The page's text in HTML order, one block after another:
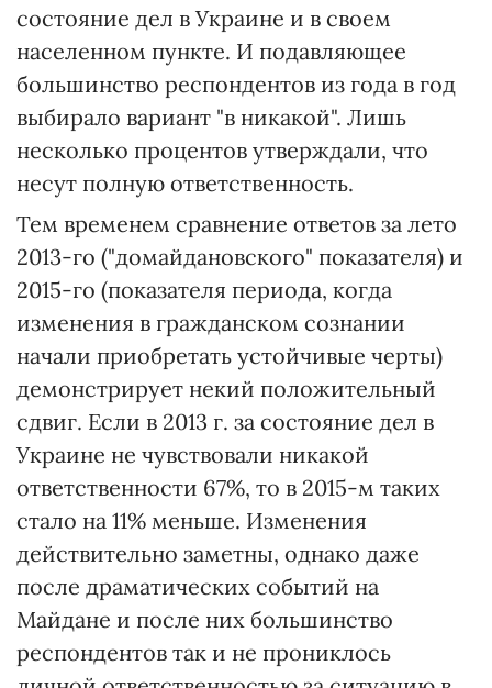
состояние дел в Украине и в своем
населенном пункте. И подавляющее
большинство респондентов из года в год
выбирало вариант "в никакой". Лишь
несколько процентов утверждали, что
несут полную ответственность.
Тем временем сравнение ответов за лето
2013-го ("домайдановского" показателя) и
2015-го (показателя периода, когда
изменения в гражданском сознании
начали приобретать устойчивые черты)
демонстрирует некий положительный
сдвиг. Если в 2013 г. за состояние дел в
Украине не чувствовали никакой
ответственности 67%, то в 2015-м таких
стало на 11% меньше. Изменения
действительно заметны, однако даже
после драматических событий на
Майдане и после них большинство
респондентов так и не прониклось